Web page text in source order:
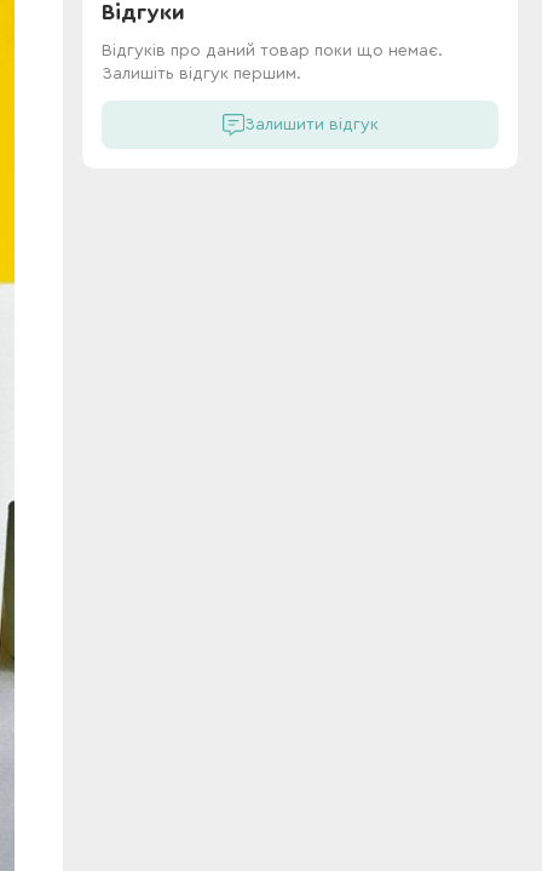
Відгуки
Відгуків про даний товар поки що немає.
Залишіть відгук першим.
Залишити відгук